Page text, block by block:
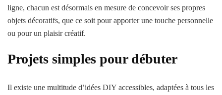
ligne, chacun est désormais en mesure de concevoir ses propres
objets décoratifs, que ce soit pour apporter une touche personnelle
ou pour un plaisir créatif.
Projets simples pour débuter
Il existe une multitude d’idées DIY accessibles, adaptées à tous les